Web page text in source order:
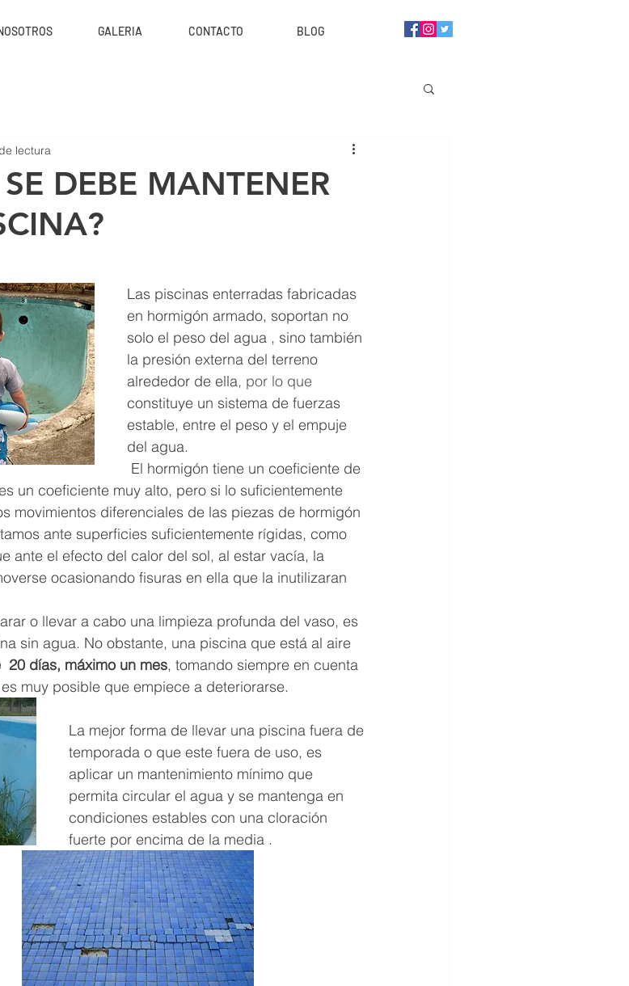
GALERIA CONTACTO BLOG
DEBE MANTENER
lectura
Las piscinas enterradas fabricadas
en hormigón armado, soportan no
solo el peso del agua , sino también
la presión externa del terreno
alrededor de ella, por lo que
constituye un sistema de fuerzas
estable, entre el peso y el empuje
del agua.
un coeficiente muy alto, pero si lo suficientemente
movimientos diferenciales de las piezas de hormigón
ante superficies suficientemente rígidas, como
ante el efecto del calor del sol, al estar vacía, la
ocasionando fisuras en ella que la inutilizaran
o llevar a cabo una limpieza profunda del vaso, es
sin agua. No obstante, una piscina que está al aire
20 días, máximo un mes, tomando siempre en cuenta
muy posible que empiece a deteriorarse.
La mejor forma de llevar una piscina fuera de
temporada o que este fuera de uso, es
aplicar un mantenimiento mínimo que
permita circular el agua y se mantenga en
condiciones estables con una cloración
fuerte por encima de la media .